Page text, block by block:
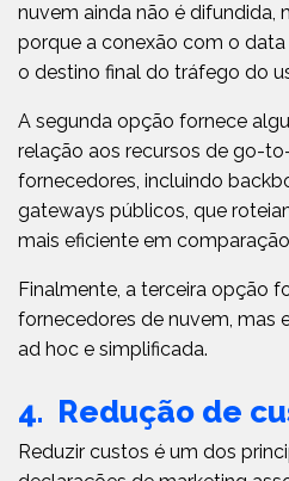
nuvem ainda não é difundida,
porque a conexão com o
o destino final do tráfego do
A segunda opção fornece
relação aos recursos de go-
fornecedores, incluindo
gateways públicos, que
mais eficiente em
Finalmente, a terceira opção
fornecedores de nuvem, mas
ad hoc e simplificada.
4. Redução de
Reduzir custos é um dos